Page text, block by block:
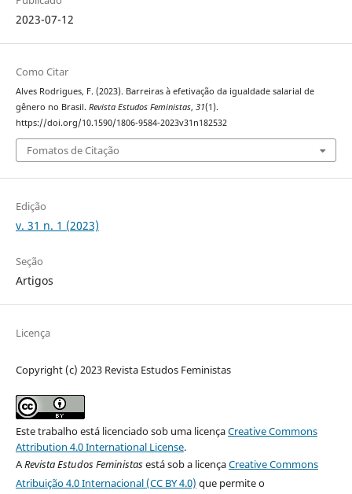
2023-07-12
Como Citar
Alves Rodrigues, F. (2023). Barreiras à efetivação da igualdade salarial de
gênero no Brasil. Revista Estudos Feministas, 31(1).
https://doi.org/10.1590/1806-9584-2023v31n182532
Fomatos de Citação
Edição
v. 31 n. 1 (2023)
Seção
Artigos
Licença
Copyright (c) 2023 Revista Estudos Feministas
Este trabalho está licenciado sob uma licençaCreative Commons
Attribution 4.0 International License.
ARevista Estudos Feministasestá sob a licençaCreative Commons
Atribuição 4.0 Internacional (CC BY 4.0) que permite o